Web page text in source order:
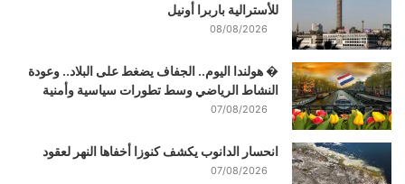
للأسترالية باربرا أونيل
08/08/2026
� هولندا اليوم.. الجفاف يضغط على البلاد.. وعودة
النشاط الرياضي وسط تطورات سياسية وأمنية
07/08/2026
انحسار الدانوب يكشف كنوزا أخفاها النهر لعقود
07/08/2026